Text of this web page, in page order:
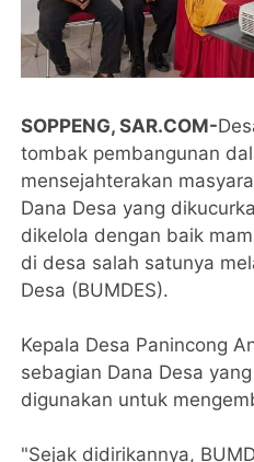
SOPPENG, SAR.COM-
tombak pembangunan
mensejahterakan
Dana Desa yang
dikelola dengan baik
di desa salah satunya
Desa (BUMDES).
Kepala Desa Panincong
sebagian Dana Desa
digunakan untuk
"Sejak didirikannya,